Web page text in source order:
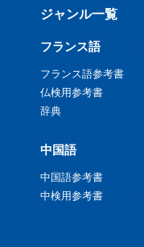
ジャンル一覧
フランス語
フランス語参考書
仏検用参考書
辞典
中国語
中国語参考書
中検用参考書